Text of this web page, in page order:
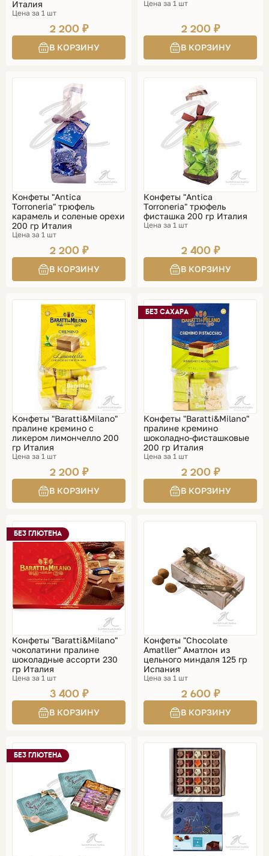
Италия
Цена за 1 шт
2 200 ₽
Цена за 1 шт
2 200 ₽
Конфеты "Antica
Torroneria" трюфель
карамель и cоленые орехи
200 гр Италия
Цена за 1 шт
2 200 ₽
Конфеты "Antica
Torroneria" трюфель
фисташка 200 гр Италия
Цена за 1 шт
2 400 ₽
Конфеты "Baratti&Milano"
пралине кремино с
ликером лимончелло 200
гр Италия
Цена за 1 шт
2 200 ₽
БЕЗ САХАРА
Конфеты "Baratti&Milano"
пралине кремино
шоколадно-фисташковые
200 гр Италия
Цена за 1 шт
2 200 ₽
БЕЗ ГЛЮТЕНА
Конфеты "Baratti&Milano"
чоколатини пралине
шоколадные ассорти 230
гр Италия
Цена за 1 шт
3 400 ₽
Конфеты "Chocolate
Amatller" Аматлон из
цельного миндаля 125 гр
Испания
Цена за 1 шт
2 600 ₽
БЕЗ ГЛЮТЕНА